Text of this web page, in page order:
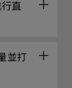
直
並打